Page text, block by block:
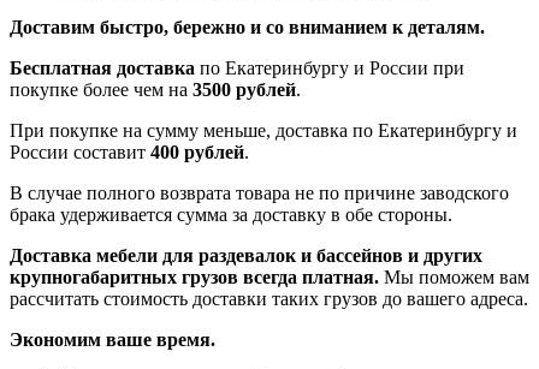
Доставим быстро, бережно и со вниманием к деталям.
Бесплатная доставка по Екатеринбургу и России при
покупке более чем на 3500 рублей.
При покупке на сумму меньше, доставка по Екатеринбургу и
России составит 400 рублей.
В случае полного возврата товара не по причине заводского
брака удерживается сумма за доставку в обе стороны.
Доставка мебели для раздевалок и бассейнов и других
крупногабаритных грузов всегда платная. Мы поможем вам
рассчитать стоимость доставки таких грузов до вашего адреса.
Экономим ваше время.